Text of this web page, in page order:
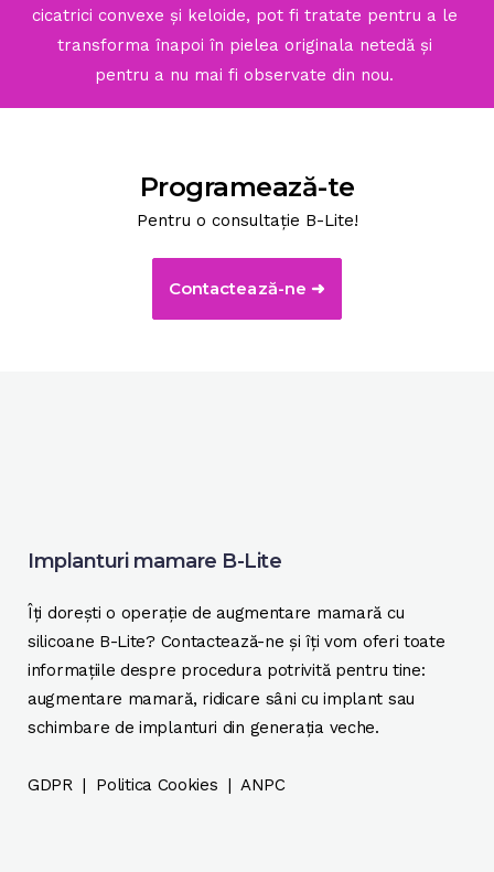
cicatrici convexe și keloide, pot fi tratate pentru a le
transforma înapoi în pielea originala netedă și
pentru a nu mai fi observate din nou.
Programează-te
Pentru o consultație B-Lite!
Contactează-ne ➜
Implanturi mamare B-Lite
Îți dorești o operație de augmentare mamară cu
silicoane B-Lite? Contactează-ne și îți vom oferi toate
informațiile despre procedura potrivită pentru tine:
augmentare mamară, ridicare sâni cu implant sau
schimbare de implanturi din generația veche.
GDPR| Politica Cookies |ANPC